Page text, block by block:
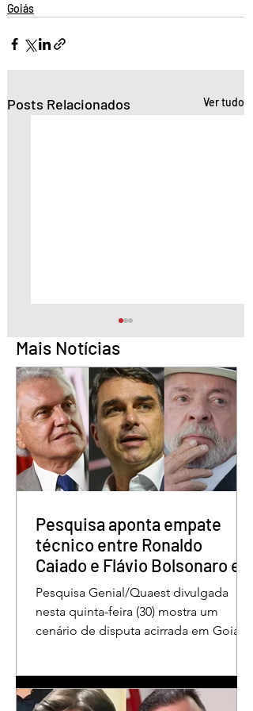
Goiás
Posts Relacionados Ver tudo
Pesquisa aponta Daniel
Vilela na liderança da
disputa pelo Governo
de Goiás
Mais Notícias
Pesquisa aponta empate
técnico entre Ronaldo
Caiado e Flávio Bolsonaro em
Goiás
Pesquisa Genial/Quaest divulgada
nesta quinta-feira (30) mostra um
cenário de disputa acirrada em Goiás
aparece com 33% das intenções de
voto no primeiro turno, seguido pelo